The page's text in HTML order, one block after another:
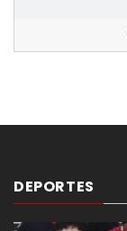
DEPORTES